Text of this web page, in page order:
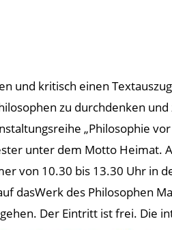
und kritisch einen
zu durchdenken und
„Philosophie
unter dem Motto Heimat.
von 10.30 bis 13.30 Uhr in
dasWerk des Philosophen
Der Eintritt ist frei. Die